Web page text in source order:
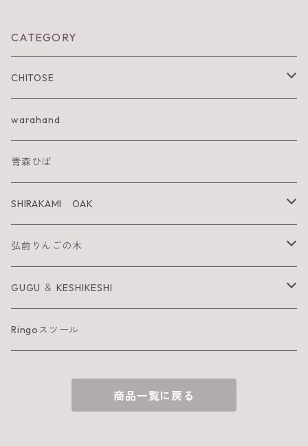
CATEGORY
CHITOSE
IWA KI SUN
SHIRAKAMI sanchi
太陽を纏うりんご
Neckiace
Bracelet
warahand
青森ひば
SHIRAKAMI OAK
Tsugara Table
Tsugara Chair
弘前りんごの木
お箸
箸置き
GUGU ＆ KESHIKESHI
GUGU
Ringoスツール
商品一覧に戻る